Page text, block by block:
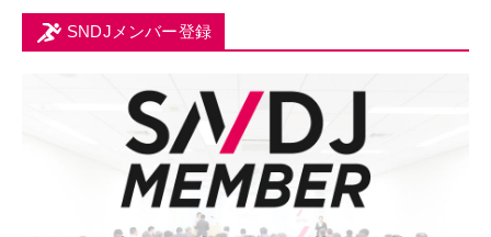
SNDJメンバー登録